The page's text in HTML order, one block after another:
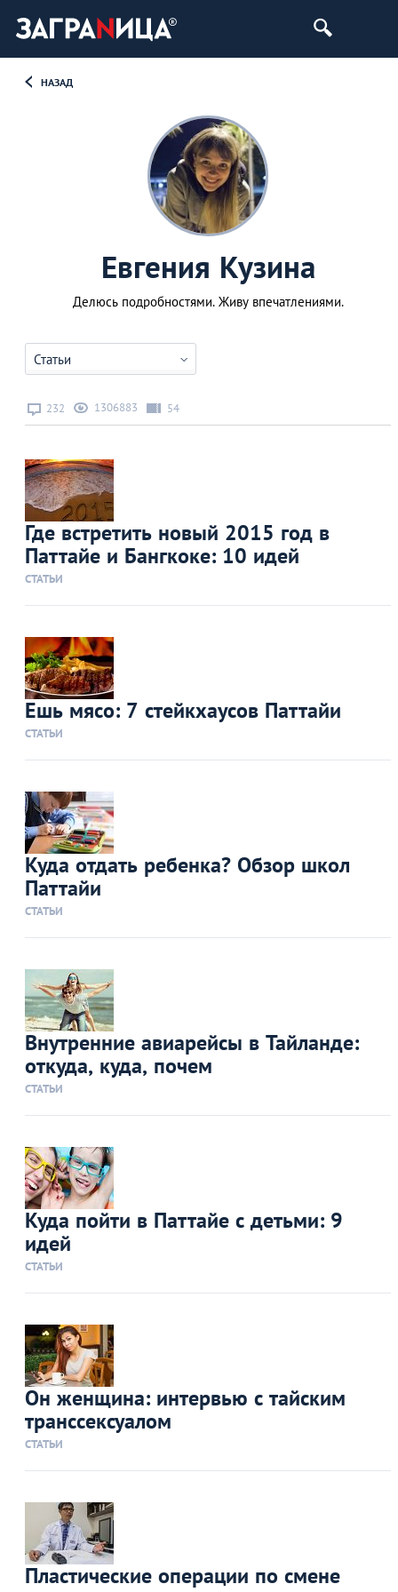
НАЗАД
Евгения Кузина
Делюсь подробностями. Живу впечатлениями.
Статьи
232 1306883 54
Где встретить новый 2015 год в
Паттайе и Бангкоке: 10 идей
СТАТЬИ
Ешь мясо: 7 стейкхаусов Паттайи
СТАТЬИ
Куда отдать ребенка? Обзор школ
Паттайи
СТАТЬИ
Внутренние авиарейсы в Тайланде:
откуда, куда, почем
СТАТЬИ
Куда пойти в Паттайе с детьми: 9
идей
СТАТЬИ
Он женщина: интервью с тайским
транссексуалом
СТАТЬИ
Пластические операции по смене